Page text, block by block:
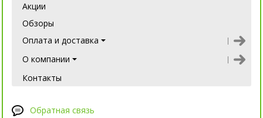
Акции
Обзоры
Оплата и доставка
О компании
Контакты
Обратная связь